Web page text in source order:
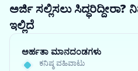
ಅರ್ಜಿ ಸಲ್ಲಿಸಲು
ಇಲ್ಲಿದೆ
ಅರ್ಹತಾ ಮಾನದಂಡಗಳು
ಕನಿಷ್ಠ ವಹಿವಾಟು